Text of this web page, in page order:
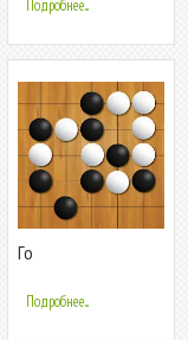
Подробнее...
Го
Подробнее...